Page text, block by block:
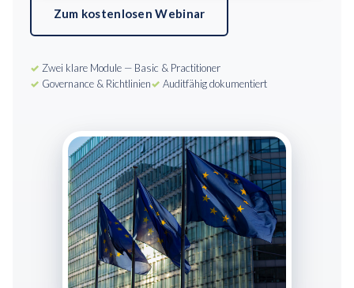
Zum kostenlosen Webinar
✓ Zwei klare Module — Basic & Practitioner
✓ Governance & Richtlinien✓ Auditfähig dokumentiert